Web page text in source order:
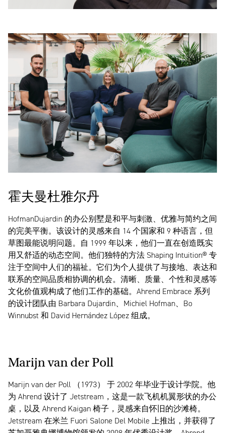
霍夫曼杜雅尔丹
HofmanDujardin 的办公别墅是和平与刺激、优雅与简约之间
的完美平衡。该设计的灵感来自 14 个国家和 9 种语言，但
草图最能说明问题。自 1999 年以来，他们一直在创造既实
用又舒适的动态空间。他们独特的方法 Shaping Intuition® 专
注于空间中人们的福祉。它们为个人提供了与接地、表达和
联系的空间品质相协调的机会。清晰、质量、个性和灵感等
文化价值观构成了他们工作的基础。Ahrend Embrace 系列
的设计团队由 Barbara Dujardin、Michiel Hofman、Bo
Winnubst 和 David Hernández López 组成。
Marijn van der Poll
Marijn van der Poll （1973） 于 2002 年毕业于设计学院。他
为 Ahrend 设计了 Jetstream，这是一款飞机机翼形状的办公
桌，以及 Ahrend Kaigan 椅子，灵感来自怀旧的沙滩椅。
Jetstream 在米兰 Fuori Salone Del Mobile 上推出，并获得了